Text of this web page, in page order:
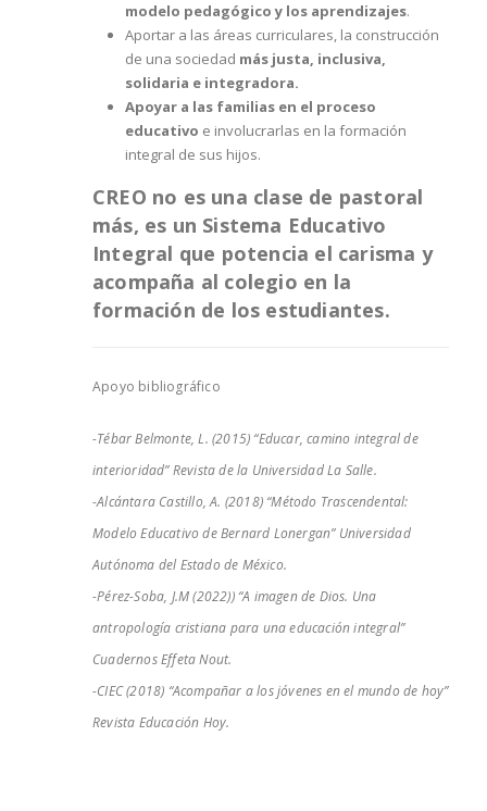
modelo pedagógico y los aprendizajes.
Aportar a las áreas curriculares, la construcción
de una sociedad más justa, inclusiva,
solidaria e integradora.
Apoyar a las familias en el proceso
educativo e involucrarlas en la formación
integral de sus hijos.
CREO no es una clase de pastoral
más, es un Sistema Educativo
Integral que potencia el carisma y
acompaña al colegio en la
formación de los estudiantes.
Apoyo bibliográfico
-Tébar Belmonte, L. (2015) “Educar, camino integral de
interioridad” Revista de la Universidad La Salle.
-Alcántara Castillo, A. (2018) “Método Trascendental:
Modelo Educativo de Bernard Lonergan” Universidad
Autónoma del Estado de México.
-Pérez-Soba, J.M (2022)) “A imagen de Dios. Una
antropología cristiana para una educación integral”
Cuadernos Effeta Nout.
-CIEC (2018) “Acompañar a los jóvenes en el mundo de hoy”
Revista Educación Hoy.